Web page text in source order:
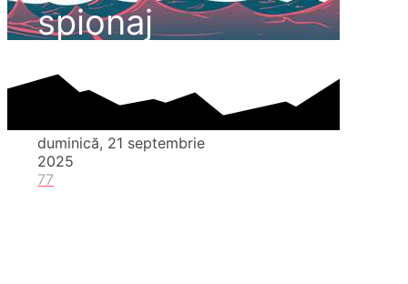
spionaj
duminică, 21 septembrie
2025
77